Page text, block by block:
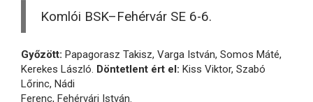
Komlói BSK–Fehérvár SE 6-6.
Győzött: Papagorasz Takisz, Varga István, Somos Máté,
Kerekes László. Döntetlent ért el: Kiss Viktor, Szabó
Lőrinc, Nádi
Ferenc, Fehérvári István.